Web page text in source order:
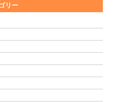
リー